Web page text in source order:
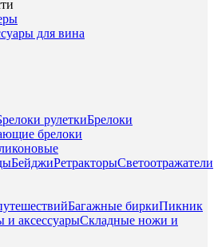
для вина
рулеткиБрелоки
брелоки
БейджиРетракторыСветоотражатели
Багажные биркиПикник
и аксессуарыСкладные ножи и